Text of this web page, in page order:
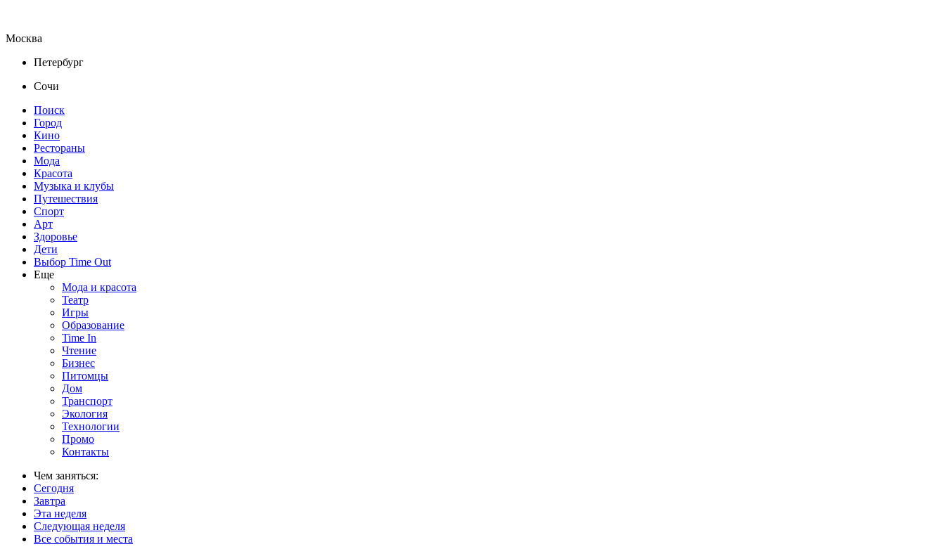
Москва
Петербург
Сочи
Поиск
Город
Кино
Рестораны
Мода
Красота
Музыка и клубы
Путешествия
Спорт
Арт
Здоровье
Дети
Выбор Time Out
Еще
Мода и красота
Театр
Игры
Образование
Time In
Чтение
Бизнес
Питомцы
Дом
Транспорт
Экология
Технологии
Промо
Контакты
Чем заняться:
Сегодня
Завтра
Эта неделя
Следующая неделя
Все события и места